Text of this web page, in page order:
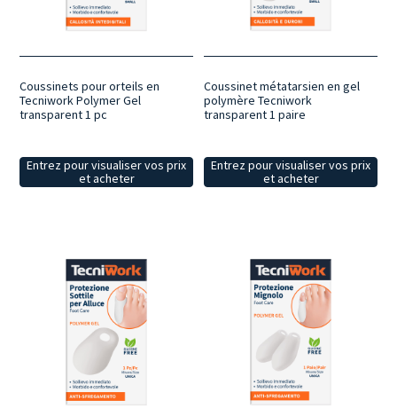
Coussinets pour orteils en
Tecniwork Polymer Gel
transparent 1 pc
Entrez pour visualiser vos prix
et acheter
Coussinet métatarsien en gel
polymère Tecniwork
transparent 1 paire
Entrez pour visualiser vos prix
et acheter